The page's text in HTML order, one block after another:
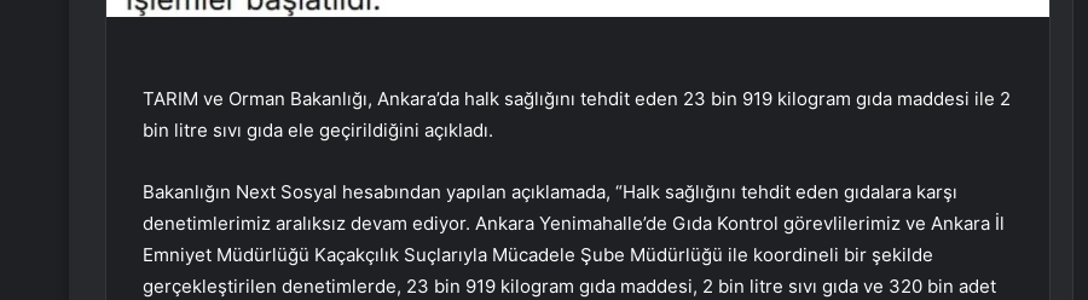
TARIM ve Orman Bakanlığı, Ankara’da halk sağlığını tehdit eden 23 bin 919 kilogram gıda maddesi ile 2
bin litre sıvı gıda ele geçirildiğini açıkladı.
Bakanlığın Next Sosyal hesabından yapılan açıklamada, “Halk sağlığını tehdit eden gıdalara karşı
denetimlerimiz aralıksız devam ediyor. Ankara Yenimahalle’de Gıda Kontrol görevlilerimiz ve Ankara İl
Emniyet Müdürlüğü Kaçakçılık Suçlarıyla Mücadele Şube Müdürlüğü ile koordineli bir şekilde
gerçekleştirilen denetimlerde, 23 bin 919 kilogram gıda maddesi, 2 bin litre sıvı gıda ve 320 bin adet